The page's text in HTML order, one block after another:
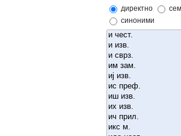
директно
синоними